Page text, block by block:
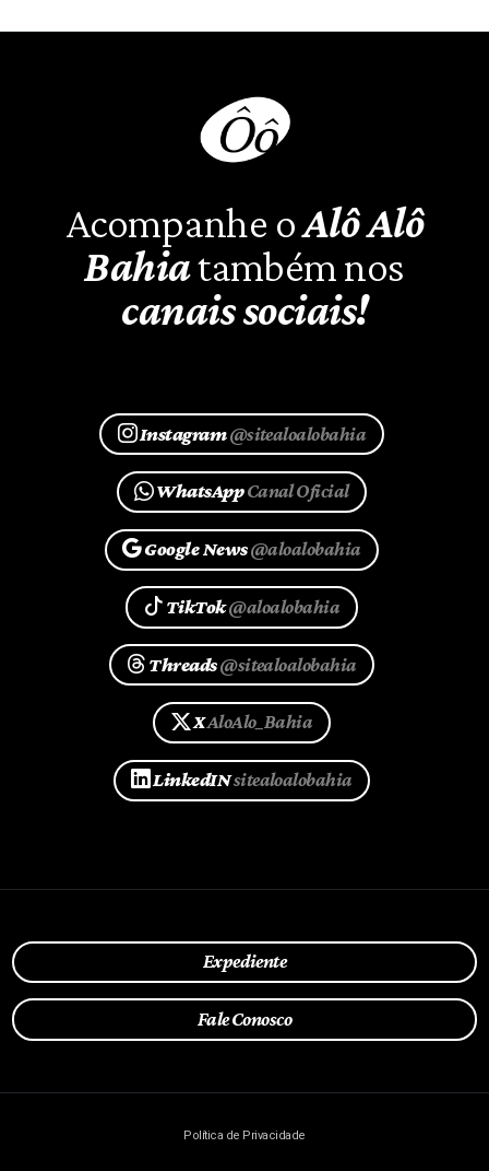
Acompanhe oAlô Alô
Bahiatambém nos
canais sociais!
Instagram@sitealoalobahia
WhatsAppCanal Oficial
Google News@aloalobahia
TikTok@aloalobahia
Threads@sitealoalobahia
XAloAlo_Bahia
LinkedINsitealoalobahia
Expediente
Fale Conosco
Política de Privacidade